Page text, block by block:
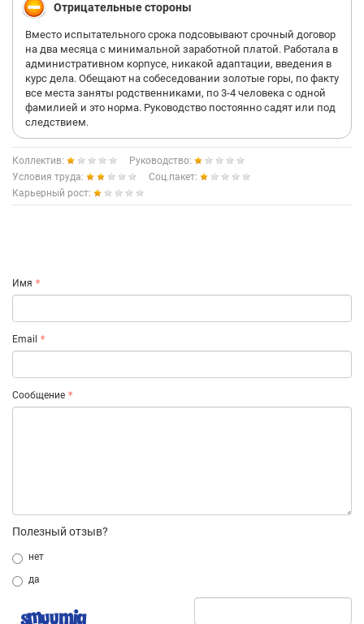
Отрицательные стороны
Вместо испытательного срока подсовывают срочный договор
на два месяца с минимальной заработной платой. Работала в
административном корпусе, никакой адаптации, введения в
курс дела. Обещают на собеседовании золотые горы, по факту
все места заняты родственниками, по 3-4 человека с одной
фамилией и это норма. Руководство постоянно садят или под
следствием.
Коллектив:
Руководство:
Условия труда:
Соц.пакет:
Карьерный рост:
Имя
Email
Сообщение
Полезный отзыв?
нет
да